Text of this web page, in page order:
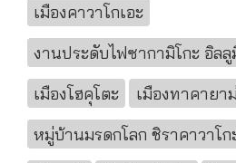
เมืองคาวาโกเอะ
งานประดับไฟซากามิโกะ อิล
เมืองโฮคุโตะ
เมืองทาคายา
หมู่บ้านมรดกโลก ชิราคาวาโก